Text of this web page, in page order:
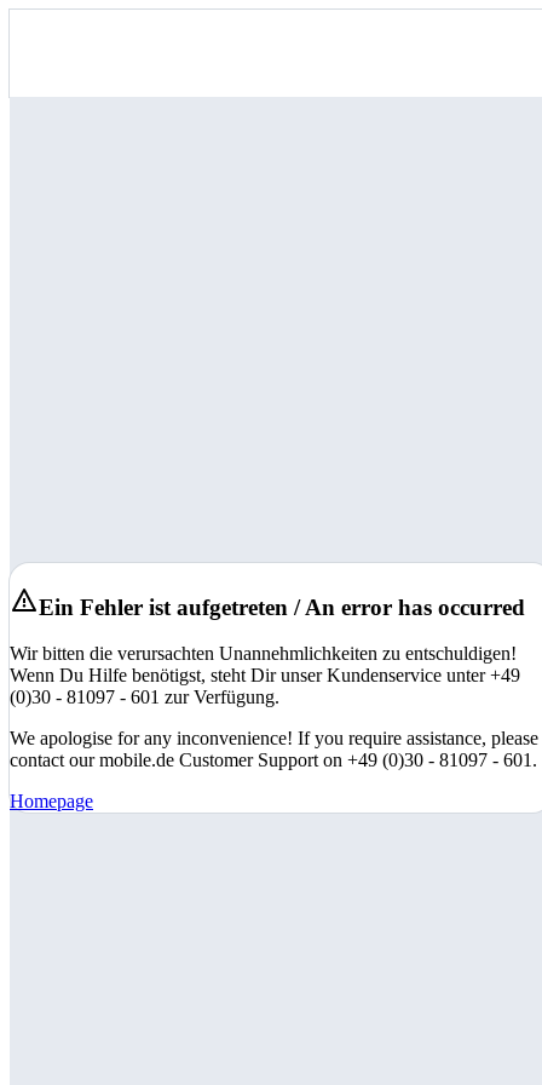
Ein Fehler ist aufgetreten / An error has occurred
Wir bitten die verursachten Unannehmlichkeiten zu entschuldigen!
Wenn Du Hilfe benötigst, steht Dir unser Kundenservice unter +49
(0)30 - 81097 - 601 zur Verfügung.
We apologise for any inconvenience! If you require assistance, please
contact our mobile.de Customer Support on +49 (0)30 - 81097 - 601.
Homepage